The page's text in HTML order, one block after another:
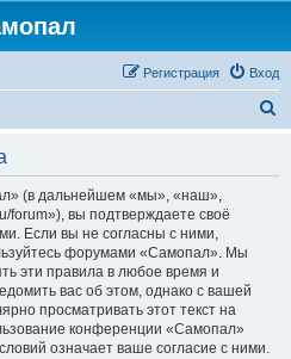
Вход
Регистрация
(в дальнейшем «мы», «наш»,
forum»), вы подтверждаете своё
Если вы не согласны с ними,
форумами «Самопал». Мы
эти правила в любое время и
вас об этом, однако с вашей
просматривать этот текст на
конференции «Самопал»
означает ваше согласие с ними.